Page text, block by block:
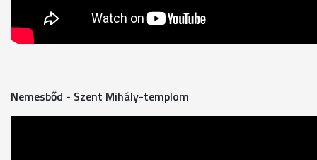
Nemesbőd - Szent Mihály-templom